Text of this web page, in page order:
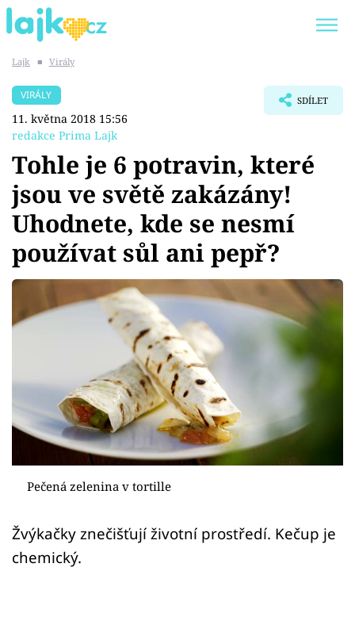
SHOPAHOLICADEL
Témata
Showbyznys
Youtubeři
Virály
Videa
Sledujte prima+
Přihlášení
Sledujte nás
Lajk ■ Virály
VIRÁLY
11. května 2018 15:56
redakce Prima Lajk
SDÍLET
Tohle je 6 potravin, které
jsou ve světě zakázány!
Uhodnete, kde se nesmí
používat sůl ani pepř?
Pečená zelenina v tortille
Žvýkačky znečišťují životní prostředí. Kečup je
chemický.